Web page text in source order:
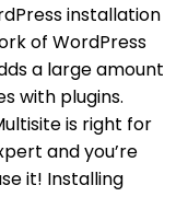
installation
of WordPress
a large amount
with plugins.
is right for
and you’re
it! Installing